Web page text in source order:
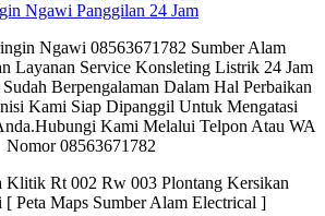
Ngawi 08563671782 Sumber Alam
Layanan Service Konsleting Listrik 24 Jam
Berpengalaman Dalam Hal Perbaikan
Kami Siap Dipanggil Untuk Mengatasi
Kami Melalui Telpon Atau WA
Nomor 08563671782
Klitik Rt 002 Rw 003 Plontang Kersikan
Peta Maps Sumber Alam Electrical ]